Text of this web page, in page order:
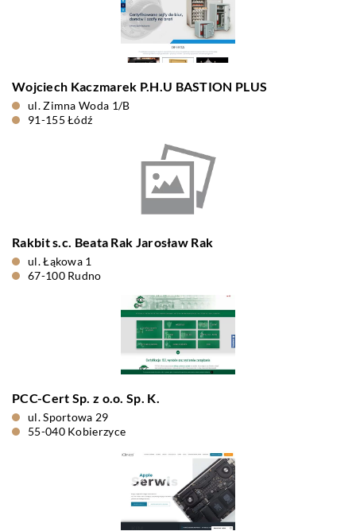
Wojciech Kaczmarek P.H.U BASTION PLUS
ul. Zimna Woda 1/B
91-155 Łódź
Rakbit s.c. Beata Rak Jarosław Rak
ul. Łąkowa 1
67-100 Rudno
PCC-Cert Sp. z o.o. Sp. K.
ul. Sportowa 29
55-040 Kobierzyce